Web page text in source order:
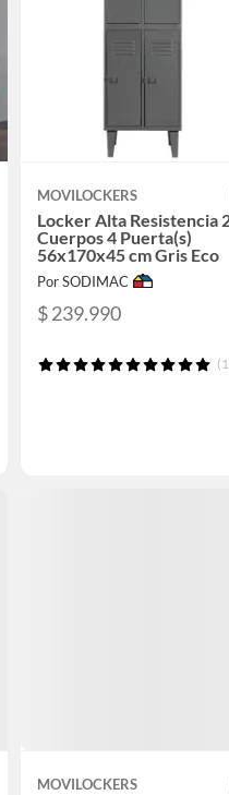
MOVILOCKERS
Locker Alta Resistencia
Cuerpos 4 Puerta(s)
56x170x45 cm Gris Eco
Por SODIMAC
$ 239.990
MOVILOCKERS